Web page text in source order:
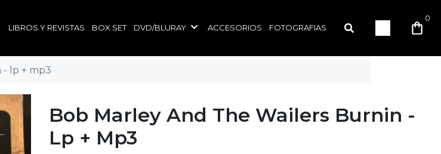
LIBROS Y REVISTAS BOX SET DVD/BLURAY ACCESORIOS FOTOGRAFIAS
0
lp + mp3
Bob Marley And The Wailers Burnin -
Lp + Mp3